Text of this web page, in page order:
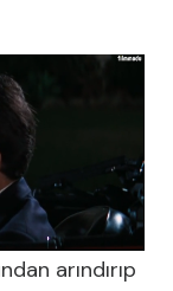
arındırıp